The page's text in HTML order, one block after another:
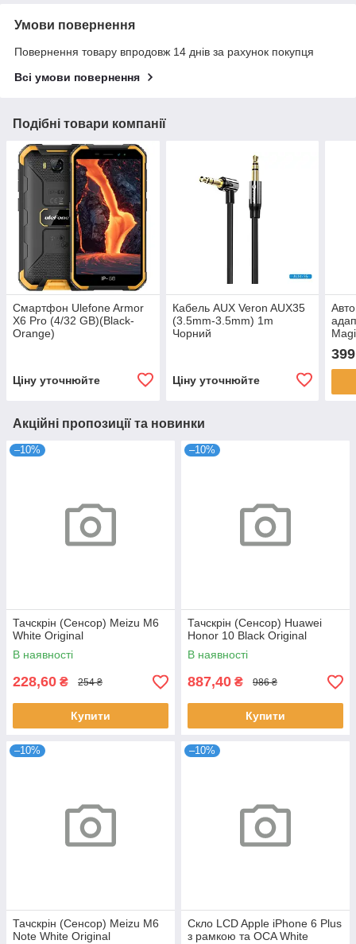
Умови повернення
Повернення товару впродовж 14 днів за рахунок покупця
Всі умови повернення
Подібні товари компанії
Смартфон Ulefone Armor
X6 Pro (4/32 GB)(Black-
Orange)
Ціну уточнюйте
Кабель AUX Veron AUX35
(3.5mm-3.5mm) 1m
Чорний
Ціну уточнюйте
399
Акційні пропозиції та новинки
–10%
Тачскрін (Сенсор) Meizu M6
White Original
В наявності
228,60 ₴ 254 ₴
Купити
–10%
Тачскрін (Сенсор) Huawei
Honor 10 Black Original
В наявності
887,40 ₴ 986 ₴
Купити
–10%
Тачскрін (Сенсор) Meizu M6
Note White Original
–10%
Скло LCD Apple iPhone 6 Plus
з рамкою та OCA White